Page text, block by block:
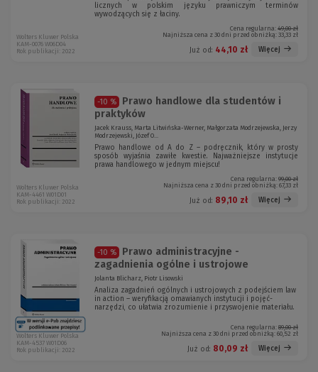
licznych w polskim języku prawniczym terminów
wywodzących się z łaciny.
Cena regularna: 49,00 zł
Najniższa cena z 30 dni przed obniżką: 33,33 zł
Już od: 44,10 zł Więcej
Wolters Kluwer Polska
KAM-0076 W06D04
Rok publikacji: 2022
-10 %
Prawo handlowe dla studentów i
praktyków
Jacek Krauss, Marta Litwińska-Werner, Małgorzata Modrzejewska, Jerzy
Modrzejewski, Józef O...
Prawo handlowe od A do Z – podręcznik, który w prosty
sposób wyjaśnia zawiłe kwestie. Najważniejsze instytucje
prawa handlowego w jednym miejscu!
Cena regularna: 99,00 zł
Najniższa cena z 30 dni przed obniżką: 67,33 zł
Już od: 89,10 zł Więcej
Wolters Kluwer Polska
KAM-4461 W01D01
Rok publikacji: 2022
-10 %
Prawo administracyjne -
zagadnienia ogólne i ustrojowe
Jolanta Blicharz, Piotr Lisowski
Analiza zagadnień ogólnych i ustrojowych z podejściem law
in action – weryfikacją omawianych instytucji i pojęć-
narzędzi, co ułatwia zrozumienie i przyswojenie materiału.
Cena regularna: 89,00 zł
Najniższa cena z 30 dni przed obniżką: 60,52 zł
Już od: 80,09 zł Więcej
Wolters Kluwer Polska
KAM-4537 W01D06
Rok publikacji: 2022